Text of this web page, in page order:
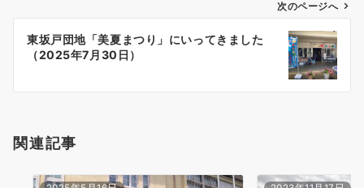
ン
次のページへ
東坂戸団地「美夏まつり」にいってきました
（2025年7月30日）
関連記事